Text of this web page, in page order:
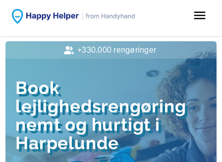
menu
Book
lejlighedsrengøring
nemt og hurtigt i
Harpelunde
+330.000 rengøringer